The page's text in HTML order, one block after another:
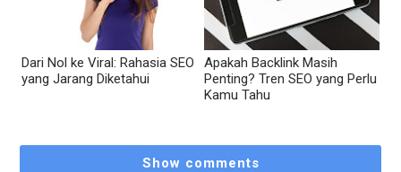
Dari Nol ke Viral: Rahasia SEO
yang Jarang Diketahui
Apakah Backlink Masih
Penting? Tren SEO yang Perlu
Kamu Tahu
Show comments